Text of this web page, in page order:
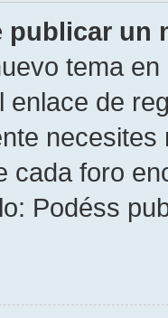
publicar un
tema
enlace de
cada foro
Podéss